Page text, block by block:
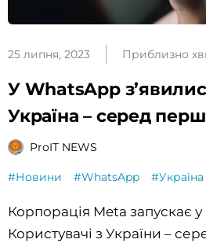
25 липня, 2023 Приблизно
У WhatsApp
Україна – серед
ProIT NEWS
#Новини #WhatsApp #Україна
Корпорація Meta запускає
Користувачі з України –